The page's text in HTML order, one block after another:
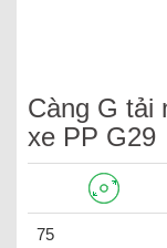
Càng G tải
xe PP G29
75